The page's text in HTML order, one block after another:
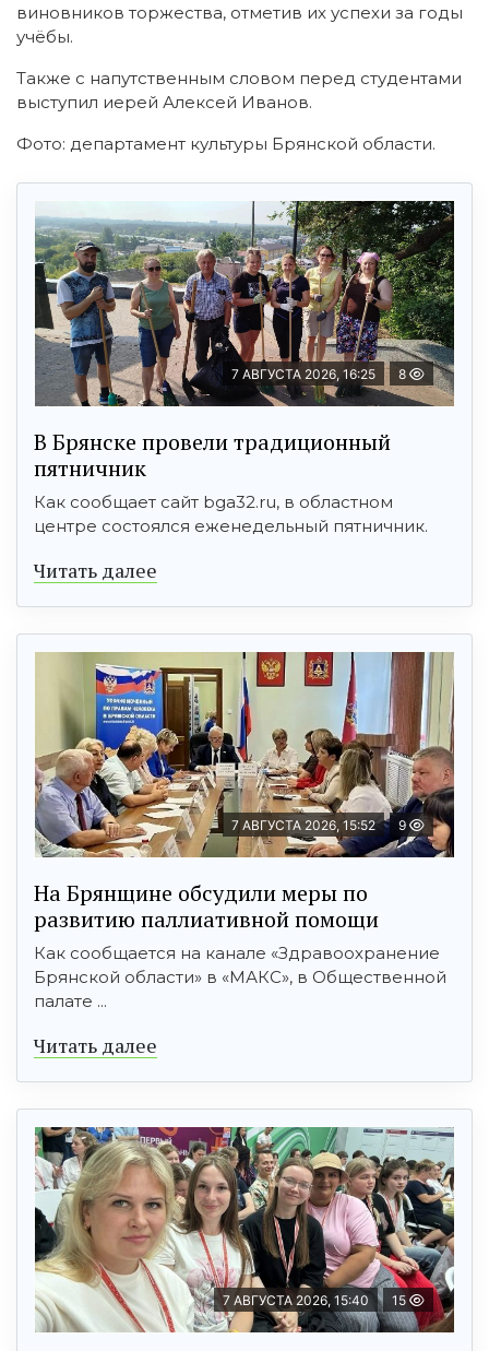
виновников торжества, отметив их успехи за годы
учёбы.
Также с напутственным словом перед студентами
выступил иерей Алексей Иванов.
Фото: департамент культуры Брянской области.
7 АВГУСТА 2026, 16:25 8
В Брянске провели традиционный
пятничник
Как сообщает сайт bga32.ru, в областном
центре состоялся еженедельный пятничник.
Читать далее
7 АВГУСТА 2026, 15:52 9
На Брянщине обсудили меры по
развитию паллиативной помощи
Как сообщается на канале «Здравоохранение
Брянской области» в «МАКС», в Общественной
палате ...
Читать далее
7 АВГУСТА 2026, 15:40 15